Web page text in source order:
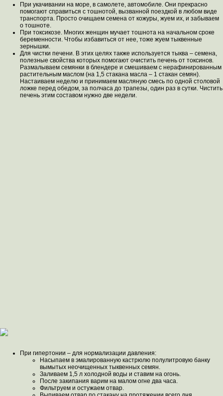
При укачивании на море, в самолете, автомобиле. Они прекрасно
помогают справиться с тошнотой, вызванной поездкой в любом виде
транспорта. Просто очищаем семена от кожуры, жуем их, и забываем
о тошноте.
При токсикозе. Многих женщин мучает тошнота на начальном сроке
беременности. Чтобы избавиться от нее, тоже жуем тыквенные
зернышки.
Для чистки печени. В этих целях также используется тыква – семена,
полезные свойства которых помогают очистить печень от токсинов.
Размалываем семянки в блендере и смешиваем с нерафинированным
растительным маслом (на 1,5 стакана масла – 1 стакан семян).
Настаиваем неделю и принимаем масляную смесь по одной столовой
ложке перед обедом, за полчаса до трапезы, один раз в сутки. Чистить
печень этим составом нужно две недели.
При гипертонии – для нормализации давления:
Насыпаем в эмалированную кастрюлю полулитровую банку
вымытых неочищенных тыквенных семян.
Заливаем 1,5 л холодной воды и ставим на огонь.
После закипания варим на малом огне два часа.
Фильтруем и остужаем отвар.